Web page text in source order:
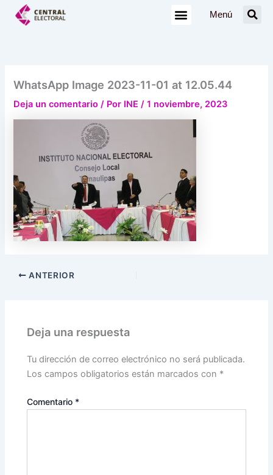
Menú
WhatsApp Image 2023-11-01 at 12.05.44
Deja un comentario / Por INE/1 noviembre, 2023
ANTERIOR
Deja una respuesta
Tu dirección de correo electrónico no será publicada.
Los campos obligatorios están marcados con *
Comentario *